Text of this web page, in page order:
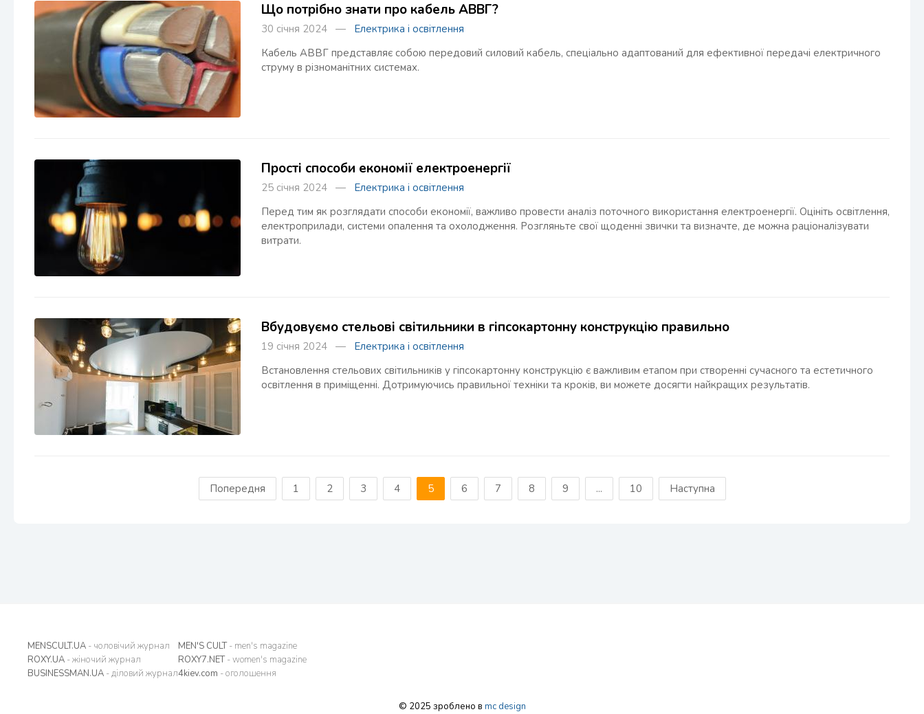
Що потрібно знати про кабель АВВГ?
30 січня 2024 — Електрика і освітлення
Кабель АВВГ представляє собою передовий силовий кабель, спеціально адаптований для ефективної передачі електричного
струму в різноманітних системах.
Прості способи економії електроенергії
25 січня 2024 — Електрика і освітлення
Перед тим як розглядати способи економії, важливо провести аналіз поточного використання електроенергії. Оцініть освітлення,
електроприлади, системи опалення та охолодження. Розгляньте свої щоденні звички та визначте, де можна раціоналізувати
витрати.
Вбудовуємо стельові світильники в гіпсокартонну конструкцію правильно
19 січня 2024 — Електрика і освітлення
Встановлення стельових світильників у гіпсокартонну конструкцію є важливим етапом при створенні сучасного та естетичного
освітлення в приміщенні. Дотримуючись правильної техніки та кроків, ви можете досягти найкращих результатів.
Попередня 1 2 3 4 5 6 7 8 9 ... 10 Наступна
MENSCULT.UA - чоловічий журнал
ROXY.UA - жіночий журнал
BUSINESSMAN.UA - діловий журнал
MEN'S CULT- men's magazine
ROXY7.NET- women's magazine
4kiev.com - оголошення
© 2025 зроблено в mc design